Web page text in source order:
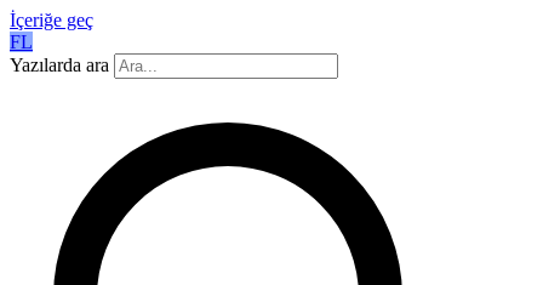
İçeriğe geç
FL
Yazılarda ara